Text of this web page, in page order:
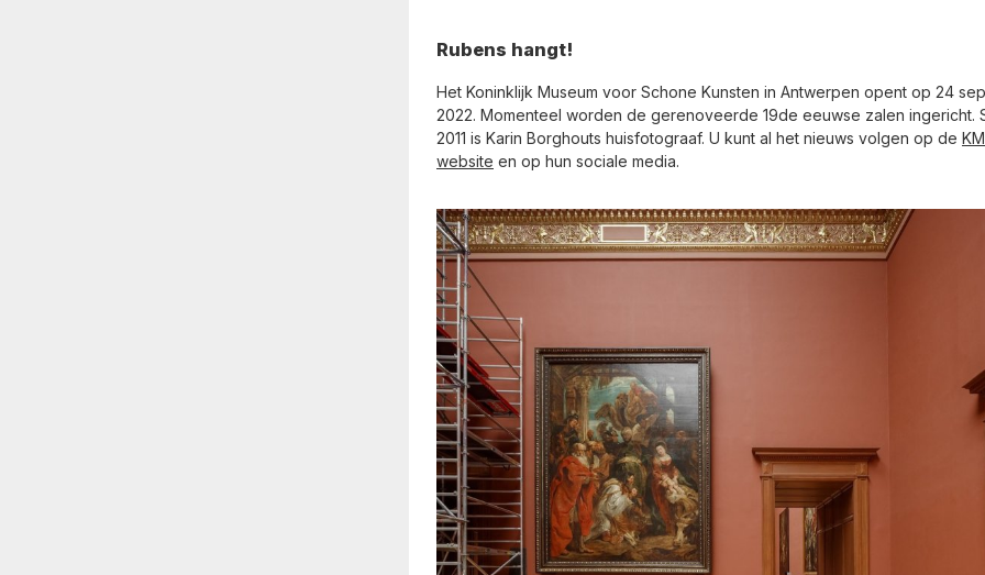
Rubens hangt!
Het Koninklijk Museum voor Schone Kunsten in Antwerpen opent op 24
2022. Momenteel worden de gerenoveerde 19de eeuwse zalen ingericht.
2011 is Karin Borghouts huisfotograaf. U kunt al het nieuws volgen op de
website en op hun sociale media.